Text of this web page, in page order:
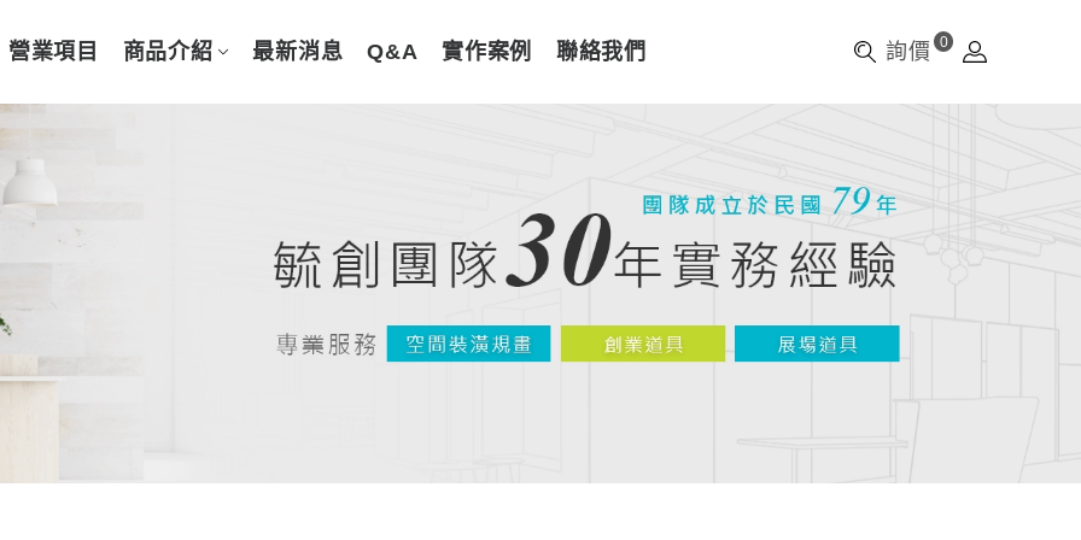
營業項目 商品介紹 最新消息 Q&A 實作案例 聯絡我們 詢價 0